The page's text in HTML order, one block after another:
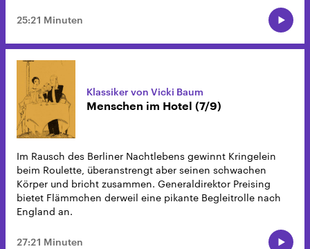
25:21 Minuten
Klassiker von Vicki Baum
Menschen im Hotel (7/9)
Im Rausch des Berliner Nachtlebens gewinnt Kringelein
beim Roulette, überanstrengt aber seinen schwachen
Körper und bricht zusammen. Generaldirektor Preising
bietet Flämmchen derweil eine pikante Begleitrolle nach
England an.
27:21 Minuten